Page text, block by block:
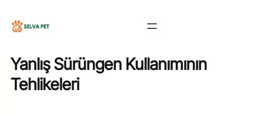
geç
Yanlış Sürüngen Kullanımının
Tehlikeleri